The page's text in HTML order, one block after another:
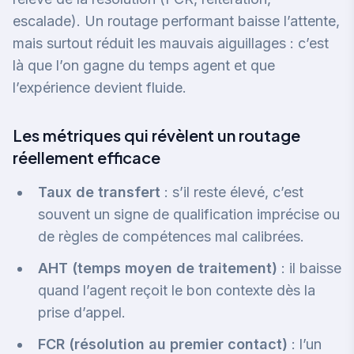
escalade). Un routage performant baisse l’attente,
mais surtout réduit les mauvais aiguillages : c’est
là que l’on gagne du temps agent et que
l’expérience devient fluide.
Les métriques qui révèlent un routage
réellement efficace
Taux de transfert : s’il reste élevé, c’est
souvent un signe de qualification imprécise ou
de règles de compétences mal calibrées.
AHT (temps moyen de traitement) : il baisse
quand l’agent reçoit le bon contexte dès la
prise d’appel.
FCR (résolution au premier contact) : l’un